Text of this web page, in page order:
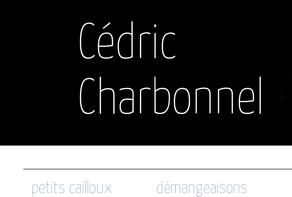
Cédric
Charbonnel
petits cailloux démangeaisons